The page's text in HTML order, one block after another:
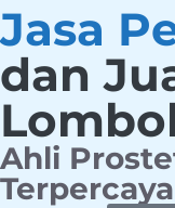
Jasa
dan
Ahli
Terpercaya